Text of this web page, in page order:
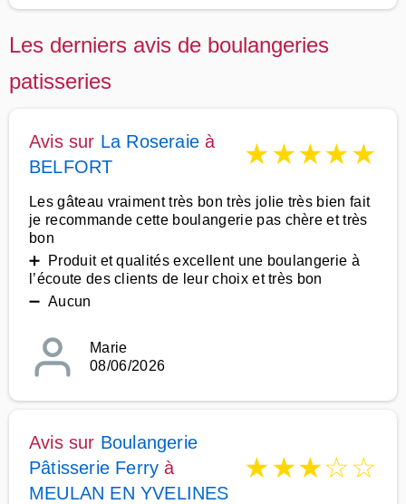
Les derniers avis de boulangeries
patisseries
Avis sur La Roseraie à
BELFORT
★★★★★
Les gâteau vraiment très bon très jolie très bien fait
je recommande cette boulangerie pas chère et très
bon
➕ Produit et qualités excellent une boulangerie à
l’écoute des clients de leur choix et très bon
➖ Aucun
Marie
08/06/2026
Avis sur Boulangerie
Pâtisserie Ferry à
MEULAN EN YVELINES
★★★☆☆